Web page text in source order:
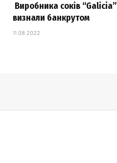
Виробника соків “Galicia”
визнали банкрутом
11.08.2022